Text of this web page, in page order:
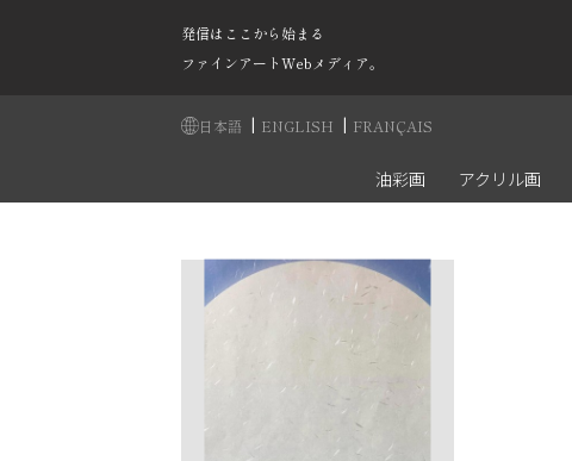
発信はここから始まる
ファインアートWebメディア。
日本語 | ENGLISH | FRANÇAIS
油彩画 アクリル画